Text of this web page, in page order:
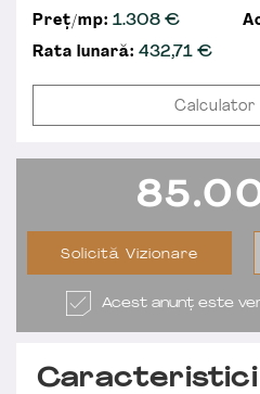
Preț/mp: 1.308 €
Rata lunară: 432,71€
Solicită Vizionare
Acest anunț este
Caracteristici